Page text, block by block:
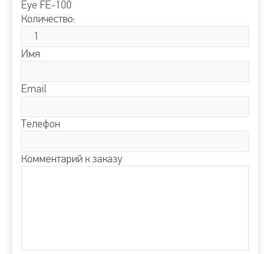
Eye FE-100
Количество:
Имя
Email
Телефон
Комментарий к заказу